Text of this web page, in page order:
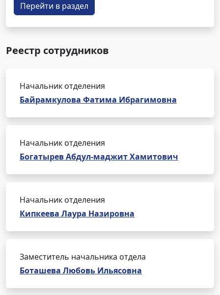
Перейти в раздел
Реестр сотрудников
Начальник отделения
Байрамкулова Фатима Ибрагимовна
Начальник отделения
Богатырев Абдул-маджит Хамитович
Начальник отделения
Кипкеева Лаура Назировна
Заместитель начальника отдела
Боташева Любовь Ильясовна